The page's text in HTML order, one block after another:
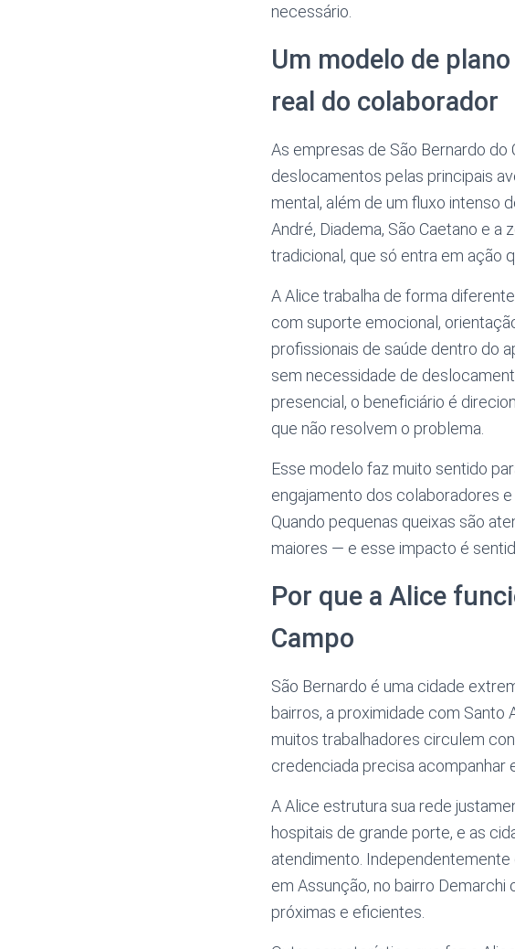
necessário.
Um modelo de
real do colaborador
As empresas de São Bernardo
deslocamentos pelas principais
mental, além de um fluxo intenso
André, Diadema, São Caetano e a
tradicional, que só entra em ação
A Alice trabalha de forma
com suporte emocional,
profissionais de saúde dentro do
sem necessidade de
presencial, o beneficiário é
que não resolvem o problema.
Esse modelo faz muito sentido
engajamento dos colaboradores
Quando pequenas queixas são
maiores — e esse impacto é
Por que a Alice
Campo
São Bernardo é uma cidade
bairros, a proximidade com Santo
muitos trabalhadores circulem
credenciada precisa acompanhar
A Alice estrutura sua rede
hospitais de grande porte, e as
atendimento.
em Assunção, no bairro
próximas e eficientes.